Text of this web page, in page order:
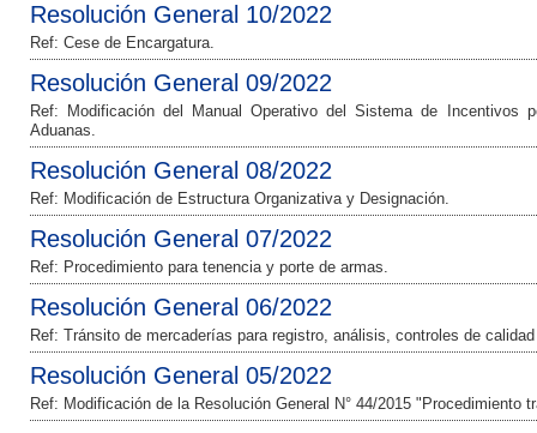
Resolución General 10/2022
Ref: Cese de Encargatura.
Resolución General 09/2022
Ref: Modificación del Manual Operativo del Sistema de Incentivos
Aduanas.
Resolución General 08/2022
Ref: Modificación de Estructura Organizativa y Designación.
Resolución General 07/2022
Ref: Procedimiento para tenencia y porte de armas.
Resolución General 06/2022
Ref: Tránsito de mercaderías para registro, análisis, controles de
Resolución General 05/2022
Ref: Modificación de la Resolución General N° 44/2015 "Procedimiento